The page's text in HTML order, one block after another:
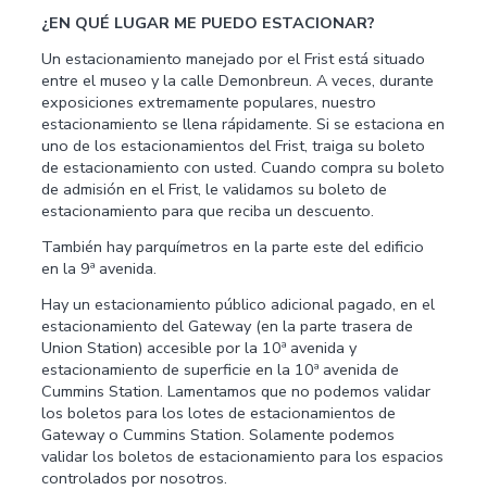
¿EN QUÉ LUGAR ME PUEDO ESTACIONAR?
Un estacionamiento manejado por el Frist está situado
entre el museo y la calle Demonbreun. A veces, durante
exposiciones extremamente populares, nuestro
estacionamiento se llena rápidamente. Si se estaciona en
uno de los estacionamientos del Frist, traiga su boleto
de estacionamiento con usted. Cuando compra su boleto
de admisión en el Frist, le validamos su boleto de
estacionamiento para que reciba un descuento.
También hay parquímetros en la parte este del edificio
en la 9ª avenida.
Hay un estacionamiento público adicional pagado, en el
estacionamiento del Gateway (en la parte trasera de
Union Station) accesible por la 10ª avenida y
estacionamiento de superficie en la 10ª avenida de
Cummins Station. Lamentamos que no podemos validar
los boletos para los lotes de estacionamientos de
Gateway o Cummins Station. Solamente podemos
validar los boletos de estacionamiento para los espacios
controlados por nosotros.